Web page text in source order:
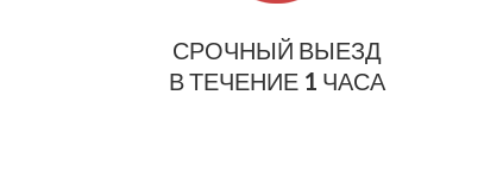
СРОЧНЫЙ ВЫЕЗД
В ТЕЧЕНИЕ 1 ЧАСА